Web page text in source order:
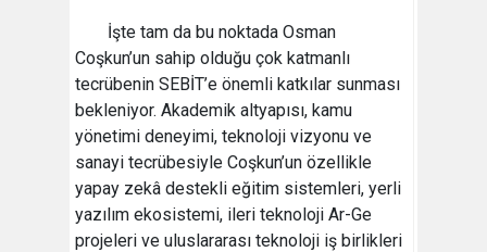
İşte tam da bu noktada Osman
Coşkun’un sahip olduğu çok katmanlı
tecrübenin SEBİT’e önemli katkılar sunması
bekleniyor. Akademik altyapısı, kamu
yönetimi deneyimi, teknoloji vizyonu ve
sanayi tecrübesiyle Coşkun’un özellikle
yapay zekâ destekli eğitim sistemleri, yerli
yazılım ekosistemi, ileri teknoloji Ar-Ge
projeleri ve uluslararası teknoloji iş birlikleri